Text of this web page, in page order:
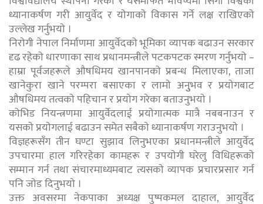
ध्यानाकर्षण गरी आयुर्वेद र याेगाकाे विकास गर्ने लक्ष राखिएकाे
उल्लेख गर्नुभयाे ।
निराेगी नेपाल निर्माणमा आयुर्वेदकाे भूमिका व्यापक बढाउन सरकार
दृढ रहेकाे धारणाका साथ प्रधानमन्त्रीले पटकपटक स्मरण गर्नुभयाे –
हाम्रा पूर्वजहरूले औषधिमय खानपानकाे प्रबन्ध मिलाएका, ताजा
खानेकुरा खाने परम्परा बसाएका र लामाे अनुुभव र प्रयाेगबाट
औषधिमय तत्वकाे पहिचान र प्रयाेग गरेका बताउनुभयाे ।
काेभिड नियन्त्रणमा आयुर्वेदलाई प्रयाेगात्मक मात्रै नबबनाउन र
यसकाे प्रयाेगलाई बढाउन समेत सबैकाे ध्यानाकर्षण गराउनुभयाे ।
विज्ञहरूसँग तीन घण्टा सुझाव लिनुभएका प्रधानमन्त्रीले आयुर्वेद
उपचारमा हाल गरिरहेका कामहरू र उपयाेगी घरेलु विधिहरूकाे
सम्मान गर्न तथा संचारमाध्यमबाट त्यसकाे व्यापक प्रचारप्रसार गर्न
पनि जाेड दिनुभयाे ।
उक्त अवसरमा नेकपाका अध्यक्ष पुष्पकमल दाहाल, आयुर्वेद